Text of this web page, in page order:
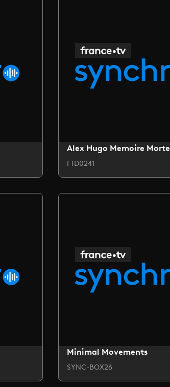
Alex Hugo Memoire Morte
FTD0241
Minimal Movements
SYNC-BOX26